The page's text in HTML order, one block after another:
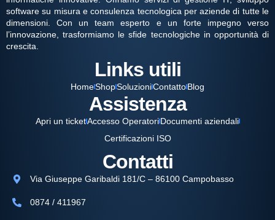
software su misura e consulenza tecnologica per aziende di tutte le
dimensioni. Con un team esperto e un forte impegno verso
l’innovazione, trasformiamo le sfide tecnologiche in opportunità di
crescita.
Links utili
HomeShopSoluzioniContattoBlog
Assistenza
Apri un ticketAccesso OperatoriDocumenti aziendali
Certificazioni ISO
Contatti
Via Giuseppe Garibaldi 181/C – 86100 Campobasso
0874 / 411967